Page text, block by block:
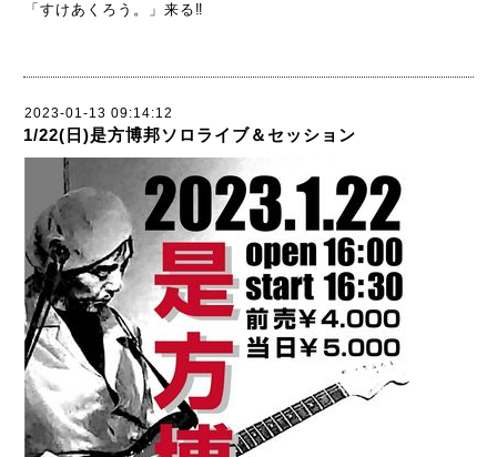
「すけあくろう。」来る‼️
2023-01-13 09:14:12
1/22(日)是方博邦ソロライブ＆セッション